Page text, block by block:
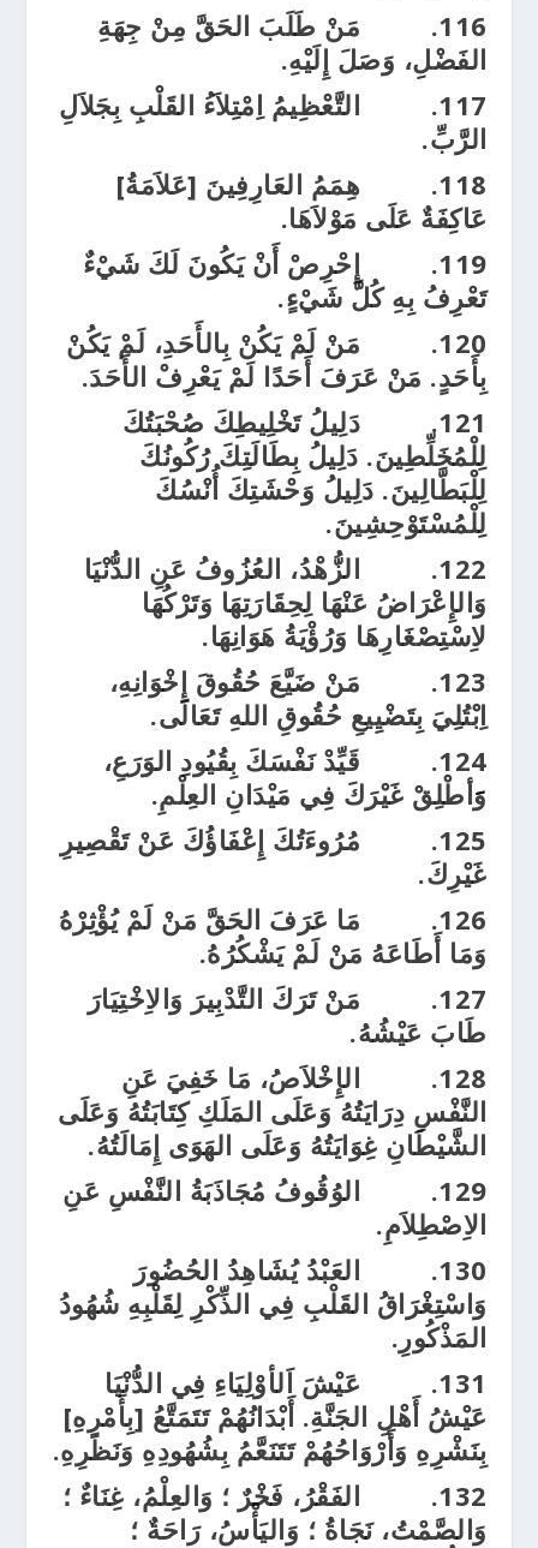
116.
مَنْ طَلَبَ الحَقَّ مِنْ جِهَةِ
الفَضْلِ، وَصَلَ إِلَيْهِ.
117.
التَّعْظِيمُ اِمْتِلاَءُ القَلْبِ بِجَلاَلِ
الرَّبِّ.
118.
هِمَمُ العَارِفِينَ [عَلاَمَةُ]
عَاكِفَةٌ عَلَى مَوْلاَهَا.
119.
إِحْرِصْ أَنْ يَكُونَ لَكَ شَيْءٌ
تَعْرِفُ بِهِ كُلَّ شَيْءٍ.
120.
مَنْ لَمْ يَكُنْ بِالأَحَدِ، لَمْ يَكُنْ
بِأَحَدٍ. مَنْ عَرَفَ أَحَدًا لَمْ يَعْرِفْ الأَحَدَ.
121.
دَلِيلُ تَخْلِيطِكَ صُحْبَتُكَ
لِلْمُخَلِّطِينَ. دَلِيلُ بِطَالَتِكَ رُكُونُكَ
لِلْبَطَّالِينَ. دَلِيلُ وَحْشَتِكَ أُنْسُكَ
لِلْمُسْتَوْحِشِينَ.
122.
الزُّهْدُ، العُزُوفُ عَنِ الدُّنْيَا
وَالإِعْرَاضُ عَنْهَا لِحِقَارَتِهَا وَتَرْكُهَا
لاِسْتِصْغَارِهَا وَرُؤْيَةُ هَوَانِهَا.
123.
مَنْ ضَيَّعَ حُقُوقَ إِخْوَانِهِ،
اِبْتُلِيَ بِتَضْيِيعِ حُقُوقِ اللهِ تَعَالَى.
124.
قَيِّدْ نَفْسَكَ بِقُيُودِ الوَرَعِ،
وََأطْلِقْ غَيْرَكَ فِي مَيْدَانِ العِلْمِ.
125.
مُرُوءَتُكَ إِعْفَاؤُكَ عَنْ تَقْصِيرِ
غَيْرِكَ.
126.
مَا عَرَفَ الحَقَّ مَنْ لَمْ يُؤْثِرْهُ
وَمَا أَطَاعَهُ مَنْ لَمْ يَشْكُرُهُ.
127.
مَنْ تَرَكَ التَّدْبِيرَ وَالاِخْتِيَارَ
طَابَ عَيْشُهُ.
128.
الإِخْلاَصُ، مَا خَفِيَ عَنِ
النَّفْسِ دِرَايَتُهُ وَعَلَى المَلَكِ كِتَابَتُهُ وَعَلَى
الشَّيْطَانِ غِوَايَتُهُ وَعَلَى الهَوَى إِمَالَتُهُ.
129.
الوُقُوفُ مُجَاذَبَةُ النَّفْسِ عَنِ
الاِصْطِلاَمِ.
130.
العَبْدُ يُشَاهِدُ الحُضُورَ
وَاسْتِغْرَاقُ القَلْبِ فِي الذِّكْرِ لِقَلْبِهِ شُهُودُ
المَذْكُورِ.
131.
عَيْشَ اَلأوْلِيَاءِ فِي الدُّنْيَا
عَيْشُ أَهْلِ الجَنَّةِ. أَبْدَانُهُمْ تَتَمَتَّعُ [بِأَمْرِهِ]
بِنَشْرِهِ وَأَرْوَاحُهُمْ تَتَنَعَّمُ بِشُهُودِهِ وَنَظَرِهِ.
132.
الفَقْرُ، فَخْرٌ ؛ وَالعِلْمُ، غِنَاءٌ ؛
وَالصَّمْتُ، نَجَاةُ ؛ وَاليَأْسُ، رَاحَةٌ ؛